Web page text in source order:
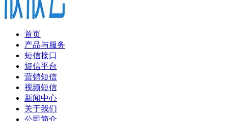
首页
产品与服务
短信接口
短信平台
营销短信
视频短信
新闻中心
关于我们
公司简介